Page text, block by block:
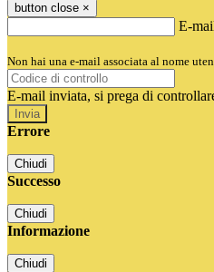
button close ×
E-
Non hai una e-mail associata al nome
E-mail inviata, si prega di
Errore
Chiudi
Successo
Chiudi
Informazione
Chiudi